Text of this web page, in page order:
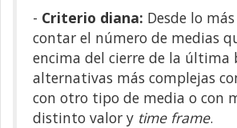
- Criterio diana: Desde lo
contar el número de medias
encima del cierre de la última
alternativas más complejas
con otro tipo de media o con
distinto valor y time frame.